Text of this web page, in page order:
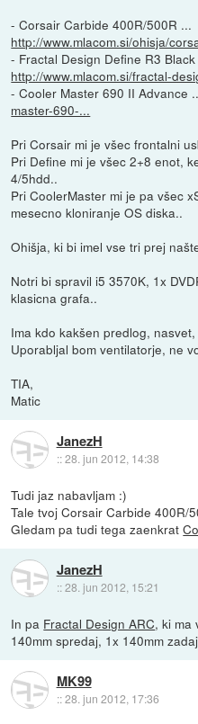
- Corsair Carbide 400R/500R ...
http://www.mlacom.si/ohisja/
- Fractal Design Define R3
http://www.mlacom.si/fractal-
- Cooler Master 690 II Advance
master-690-...
Pri Corsair mi je všec frontalni
Pri Define mi je všec 2+8 enot,
4/5hdd..
Pri CoolerMaster mi je pa všec
mesecno kloniranje OS diska..
Ohišja, ki bi imel vse tri prej
Notri bi spravil i5 3570K, 1x
klasicna grafa..
Ima kdo kakšen predlog,
Uporabljal bom ventilatorje, ne
TIA,
Matic
JanezH
::28. jun 2012, 14:38
Tudi jaz nabavljam :)
Tale tvoj Corsair Carbide 400R/
Gledam pa tudi tega zaenkrat
JanezH
::28. jun 2012, 15:21
In pa Fractal Design ARC, ki ma
140mm spredaj, 1x 140mm
MK99
::28. jun 2012, 17:36